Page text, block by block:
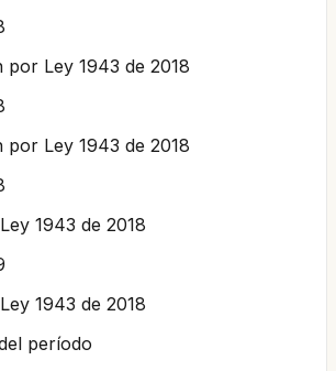
por Ley 1943 de 2018
por Ley 1943 de 2018
1943 de 2018
1943 de 2018
período